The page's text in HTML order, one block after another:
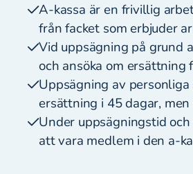
A-kassa är en frivillig
från facket som erbjuder
Vid uppsägning på grund
och ansöka om
Uppsägning av
ersättning i 45 dagar,
Under uppsägningstid
att vara medlem i den a-